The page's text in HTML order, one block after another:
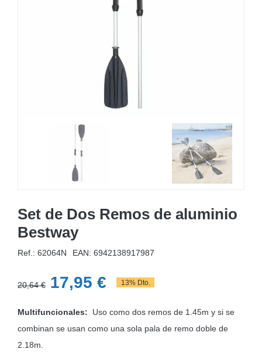
MOBILIARIO HINCHABLE
ACCESORIOS DE PISCINAS
RECAMBIOS DE PISCINAS
RECAMBIOS DE SPAS
Set de Dos Remos de aluminio
Bestway
Ref.: 62064N EAN: 6942138917987
20,64€ El
original
17,95 €El
actual
13% Dto.
Multifuncionales:
Uso como dos remos de 1.45m y si se
combinan se usan como una sola pala de remo doble de
2.18m.